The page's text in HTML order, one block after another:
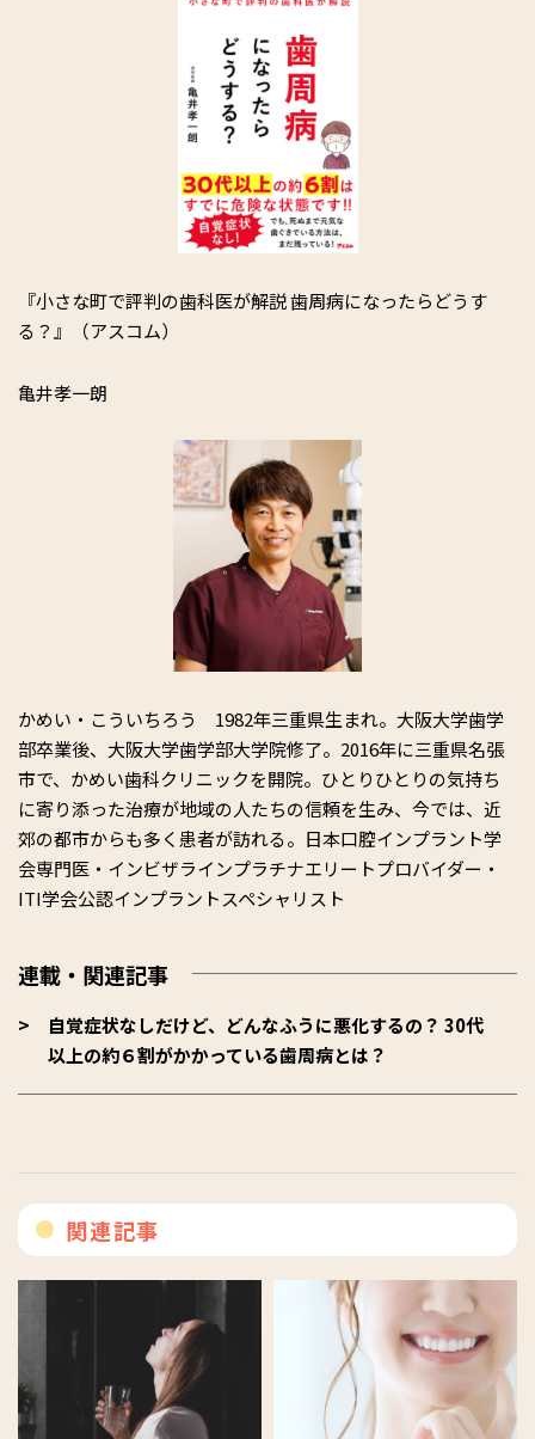
『小さな町で評判の歯科医が解説 歯周病になったらどうす
る？』（アスコム）
亀井孝一朗
かめい・こういちろう 1982年三重県生まれ。大阪大学歯学
部卒業後、大阪大学歯学部大学院修了。2016年に三重県名張
市で、かめい歯科クリニックを開院。ひとりひとりの気持ち
に寄り添った治療が地域の人たちの信頼を生み、今では、近
郊の都市からも多く患者が訪れる。日本口腔インプラント学
会専門医・インビザラインプラチナエリートプロバイダー・
ITI学会公認インプラントスペシャリスト
連載・関連記事
自覚症状なしだけど、どんなふうに悪化するの？ 30代
以上の約６割がかかっている歯周病とは？
関連記事